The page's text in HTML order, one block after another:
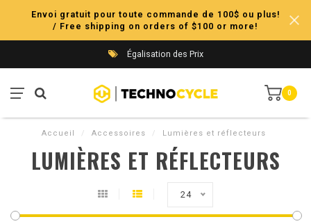
Envoi gratuit pour toute commande de 100$ ou plus!
/ Free shipping on orders of $100 or more!
Égalisation des Prix
0
Accueil / Accessoires / Lumières et réflecteurs
LUMIÈRES ET RÉFLECTEURS
24